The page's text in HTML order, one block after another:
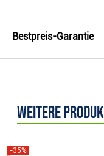
Bestpreis-Garantie
Weitere
-35%